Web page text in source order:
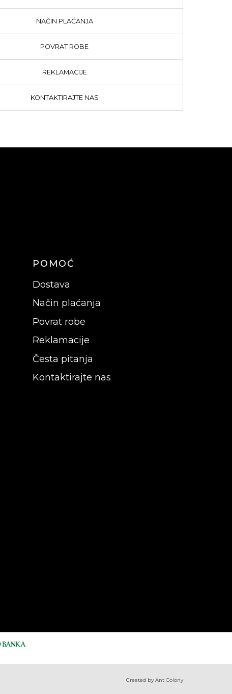
NAČIN PLAĆANJA
POVRAT ROBE
REKLAMACIJE
KONTAKTIRAJTE NAS
POMOĆ
Dostava
Način plaćanja
Povrat robe
Reklamacije
Česta pitanja
Kontaktirajte nas
Created by Ant Colony